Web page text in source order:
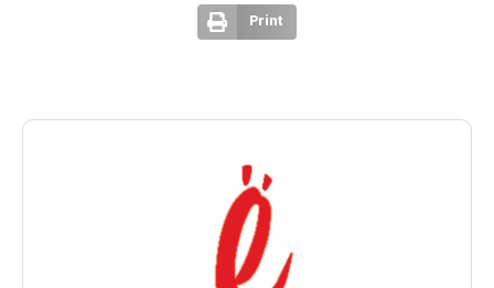
Print